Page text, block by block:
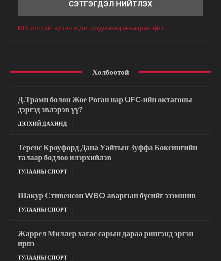
MFC.mn сайтад сэтгэгдэл оруулахад анхаарах зүйлс
Холбоотой
Д.Трамп болон Жое Роган нар UFC-ийн октагоны
дэргэд эвлэрэв үү?
ДЭЛХИЙ ДАХИНД
Теренс Кроуфорд Дана Уайтын Зуффа Боксингийн
талаар бодлоо илэрхийлэв
ТУЛААНЫ СПОРТ
Шакур Стивенсон WBO аваргын бүсийг эзэмшив
ТУЛААНЫ СПОРТ
Жаррел Миллер хагас сарын дараа рингэнд эргэн
ирнэ
ТУЛААНЫ СПОРТ